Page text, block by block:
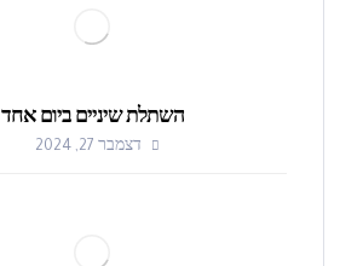
השתלת שיניים ביום אחד
דצמבר 27, 2024